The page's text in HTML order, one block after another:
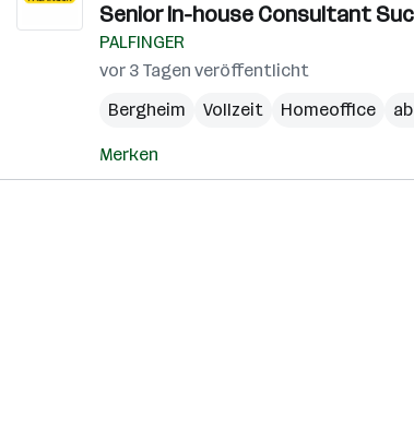
Senior In-house Consultant
PALFINGER
vor 3 Tagen veröffentlicht
Bergheim
Vollzeit Homeoffice
Merken